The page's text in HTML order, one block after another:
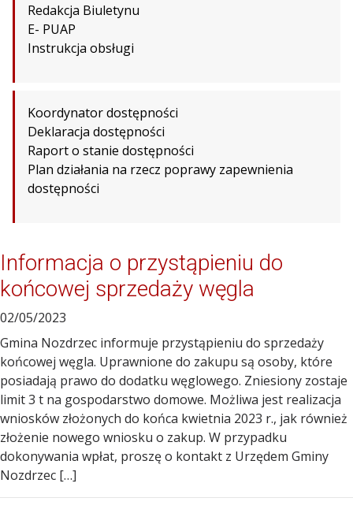
Redakcja Biuletynu
E- PUAP
Instrukcja obsługi
Koordynator dostępności
Deklaracja dostępności
Raport o stanie dostępności
Plan działania na rzecz poprawy zapewnienia
dostępności
Informacja o przystąpieniu do
końcowej sprzedaży węgla
02/05/2023
Gmina Nozdrzec informuje przystąpieniu do sprzedaży
końcowej węgla. Uprawnione do zakupu są osoby, które
posiadają prawo do dodatku węglowego. Zniesiony zostaje
limit 3 t na gospodarstwo domowe. Możliwa jest realizacja
wniosków złożonych do końca kwietnia 2023 r., jak również
złożenie nowego wniosku o zakup. W przypadku
dokonywania wpłat, proszę o kontakt z Urzędem Gminy
Nozdrzec […]